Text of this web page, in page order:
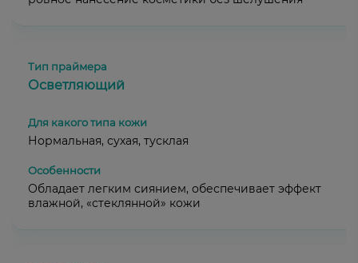
Осветляющий
Нормальная, сухая, тусклая
Обладает легким сиянием, обеспечивает эффект
влажной, «стеклянной» кожи